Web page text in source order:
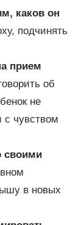
каков он
подчинять
прием
об
не
чувством
своими
в новых